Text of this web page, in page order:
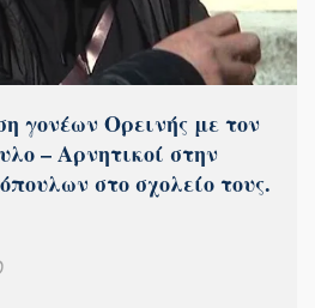
γονέων Ορεινής με τον
– Αρνητικοί στην
στο σχολείο τους.